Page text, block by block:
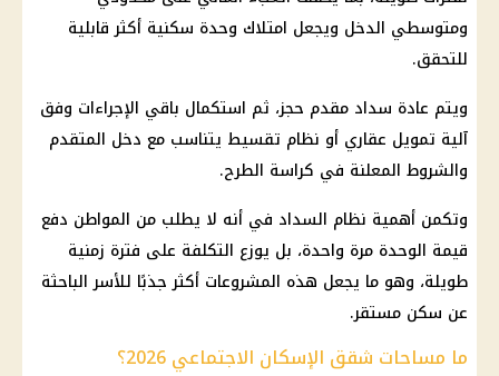
ومتوسطي الدخل ويجعل امتلاك وحدة سكنية أكثر قابلية
للتحقق.
ويتم عادة سداد مقدم حجز، ثم استكمال باقي الإجراءات وفق
آلية تمويل عقاري أو نظام تقسيط يتناسب مع دخل المتقدم
والشروط المعلنة في كراسة الطرح.
وتكمن أهمية نظام السداد في أنه لا يطلب من المواطن دفع
قيمة الوحدة مرة واحدة، بل يوزع التكلفة على فترة زمنية
طويلة، وهو ما يجعل هذه المشروعات أكثر جذبًا للأسر الباحثة
عن سكن مستقر.
ما مساحات شقق الإسكان الاجتماعي 2026؟